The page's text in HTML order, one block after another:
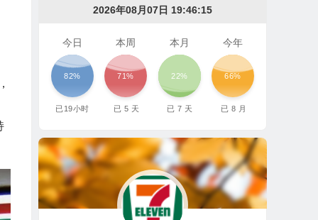
2026年08月07日 19:46:17
今日
82%
已19小时
本周
71%
已 5 天
本月
22%
已 7 天
今年
66%
已 8 月